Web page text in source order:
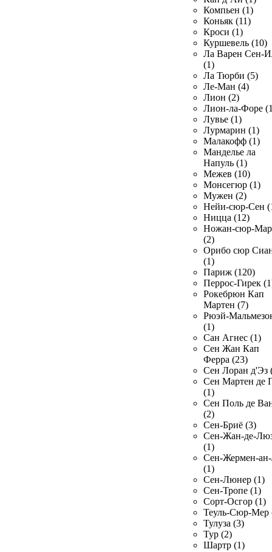
Компьен (1)
Коньяк (11)
Кроси (1)
Куршевель (10)
Ла Варен Сен-
(1)
Ла Тюрби (5)
Ле-Ман (4)
Лион (2)
Лион-ла-Форе
Лувье (1)
Лурмарин (1)
Малакофф (1)
Манделье ла
Напуль (1)
Межев (10)
Монсегюр (1)
Мужен (2)
Нейи-сюр-Сен
Ницца (12)
Ножан-сюр-
(2)
Орибо сюр
(1)
Париж (120)
Перрос-Гирек
Рокебрюн Кап
Мартен (7)
Рюэй-
(1)
Сан Агнес (1)
Сен Жан Кап
Ферра (23)
Сен Лоран д'Эз
Сен Мартен де
(1)
Сен Поль де
(2)
Сен-Бриё (3)
Сен-Жан-де-
(1)
Сен-Жермен-
(1)
Сен-Люнер (1)
Сен-Тропе (1)
Сорт-Осгор (1)
Теуль-Сюр-Мер
Тулуза (3)
Тур (2)
Шартр (1)